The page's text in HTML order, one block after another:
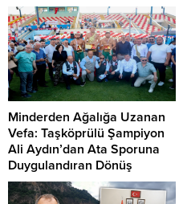
Minderden Ağalığa Uzanan
Vefa: Taşköprülü Şampiyon
Ali Aydın’dan Ata Sporuna
Duygulandıran Dönüş